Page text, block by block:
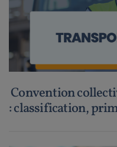
Convention
: classification,